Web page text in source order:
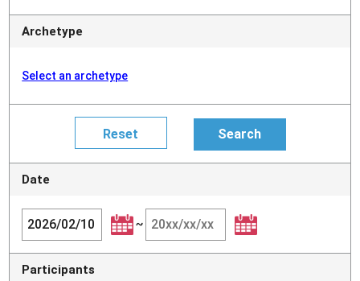
Archetype
Select an archetype
Date
~
Participants